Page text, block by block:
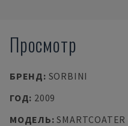
Просмотр
БРЕНД: SORBINI
ГОД: 2009
МОДЕЛЬ:SMARTCOATER